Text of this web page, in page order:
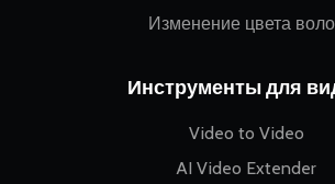
Изменение цвета
Инструменты для
Video to Video
AI Video Extender